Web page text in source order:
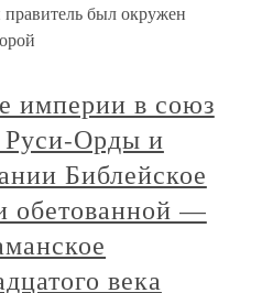
был окружен
империи в союз
Руси-Орды и
Библейское
обетованной —
века